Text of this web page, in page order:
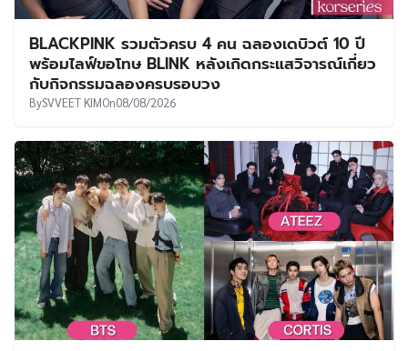
BLACKPINK รวมตัวครบ 4 คน ฉลองเดบิวต์ 10 ปี
พร้อมไลฟ์ขอโทษ BLINK หลังเกิดกระแสวิจารณ์เกี่ยว
กับกิจกรรมฉลองครบรอบวง
BySVVEET KIMOn08/08/2026